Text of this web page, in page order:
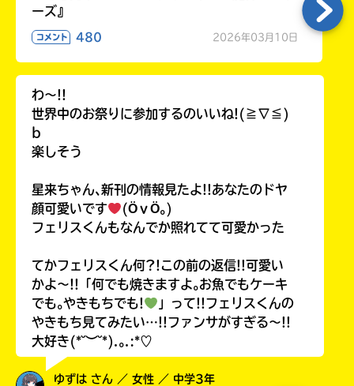
ーズ』
コメント 480 2026年03月10日
わ〜!!
世界中のお祭りに参加するのいいね!(≧∇≦)
b
楽しそう
星来ちゃん､新刊の情報見たよ!!あなたのドヤ
顔可愛いです
(ӦｖӦ｡)
フェリスくんもなんでか照れてて可愛かった
てかフェリスくん何?!この前の返信!!可愛い
かよ〜!!「何でも焼きますよ｡お魚でもケーキ
でも｡やきもちでも!
」って!!フェリスくんの
やきもち見てみたい…!!ファンサがすぎる〜!!
大好き(*˘︶˘*).｡.:*♡
ゆずは さん ／ 女性 ／ 中学3年